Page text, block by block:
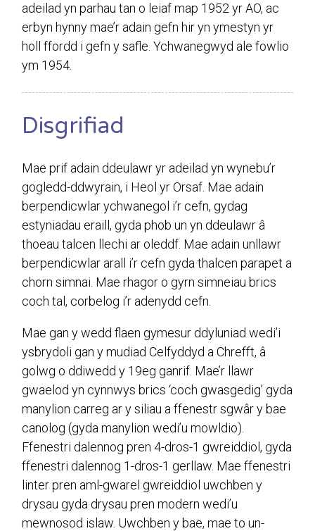
adeilad yn parhau tan o leiaf map 1952 yr AO, ac
erbyn hynny mae’r adain gefn hir yn ymestyn yr
holl ffordd i gefn y safle. Ychwanegwyd ale fowlio
ym 1954.
Disgrifiad
Mae prif adain ddeulawr yr adeilad yn wynebu’r
gogledd-ddwyrain, i Heol yr Orsaf. Mae adain
berpendicwlar ychwanegol i’r cefn, gydag
estyniadau eraill, gyda phob un yn ddeulawr â
thoeau talcen llechi ar oleddf. Mae adain unllawr
berpendicwlar arall i’r cefn gyda thalcen parapet a
chorn simnai. Mae rhagor o gyrn simneiau brics
coch tal, corbelog i’r adenydd cefn.
Mae gan y wedd flaen gymesur ddyluniad wedi’i
ysbrydoli gan y mudiad Celfyddyd a Chrefft, â
golwg o ddiwedd y 19eg ganrif. Mae’r llawr
gwaelod yn cynnwys brics ‘coch gwasgedig’ gyda
manylion carreg ar y siliau a ffenestr sgwâr y bae
canolog (gyda manylion wedi’u mowldio).
Ffenestri dalennog pren 4-dros-1 gwreiddiol, gyda
ffenestri dalennog 1-dros-1 gerllaw. Mae ffenestri
linter pren aml-gwarel gwreiddiol uwchben y
drysau gyda drysau pren modern wedi’u
mewnosod islaw. Uwchben y bae, mae to un-